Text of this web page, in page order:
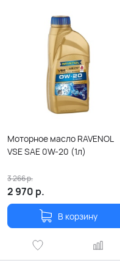
Моторное масло RAVENOL
VSE SAE 0W-20 (1л)
2 970 р.
3 266р.
В корзину